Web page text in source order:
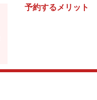
予約するメリット